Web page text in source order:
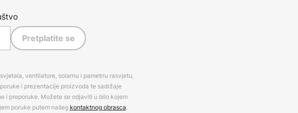
Pretplatite se
ventilatore, solarnu i pametnu rasvjetu,
i prezentacije proizvoda te sadržaje
i preporuke. Možete se odjaviti u bilo kojem
poruke putem našeg kontaktnog obrasca.